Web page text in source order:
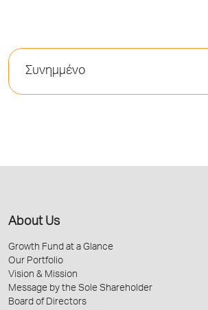
Συνημμένο
About Us
Growth Fund at a Glance
Our Portfolio
Vision & Mission
Message by the Sole Shareholder
Board of Directors